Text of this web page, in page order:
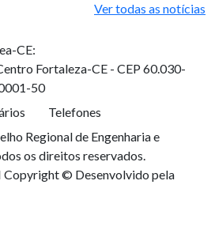
Ver todas as notícias
CE:
Fortaleza-CE - CEP 60.030-
50
Telefones
Regional de Engenharia e
os direitos reservados.
Copyright © Desenvolvido pela